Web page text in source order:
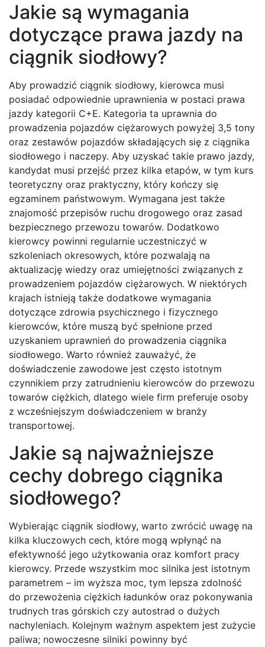
Jakie są wymagania
dotyczące prawa jazdy na
ciągnik siodłowy?
Aby prowadzić ciągnik siodłowy, kierowca musi
posiadać odpowiednie uprawnienia w postaci prawa
jazdy kategorii C+E. Kategoria ta uprawnia do
prowadzenia pojazdów ciężarowych powyżej 3,5 tony
oraz zestawów pojazdów składających się z ciągnika
siodłowego i naczepy. Aby uzyskać takie prawo jazdy,
kandydat musi przejść przez kilka etapów, w tym kurs
teoretyczny oraz praktyczny, który kończy się
egzaminem państwowym. Wymagana jest także
znajomość przepisów ruchu drogowego oraz zasad
bezpiecznego przewozu towarów. Dodatkowo
kierowcy powinni regularnie uczestniczyć w
szkoleniach okresowych, które pozwalają na
aktualizację wiedzy oraz umiejętności związanych z
prowadzeniem pojazdów ciężarowych. W niektórych
krajach istnieją także dodatkowe wymagania
dotyczące zdrowia psychicznego i fizycznego
kierowców, które muszą być spełnione przed
uzyskaniem uprawnień do prowadzenia ciągnika
siodłowego. Warto również zauważyć, że
doświadczenie zawodowe jest często istotnym
czynnikiem przy zatrudnieniu kierowców do przewozu
towarów ciężkich, dlatego wiele firm preferuje osoby
z wcześniejszym doświadczeniem w branży
transportowej.
Jakie są najważniejsze
cechy dobrego ciągnika
siodłowego?
Wybierając ciągnik siodłowy, warto zwrócić uwagę na
kilka kluczowych cech, które mogą wpłynąć na
efektywność jego użytkowania oraz komfort pracy
kierowcy. Przede wszystkim moc silnika jest istotnym
parametrem – im wyższa moc, tym lepsza zdolność
do przewożenia ciężkich ładunków oraz pokonywania
trudnych tras górskich czy autostrad o dużych
nachyleniach. Kolejnym ważnym aspektem jest zużycie
paliwa; nowoczesne silniki powinny być